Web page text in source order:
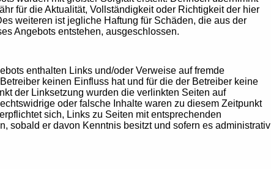
für die Aktualität, Vollständigkeit oder Richtigkeit der hier
weiteren ist jegliche Haftung für Schäden, die aus der
Angebots entstehen, ausgeschlossen.
enthalten Links und/oder Verweise auf fremde
keinen Einfluss hat und für die der Betreiber keine
der Linksetzung wurden die verlinkten Seiten auf
oder falsche Inhalte waren zu diesem Zeitpunkt
sich, Links zu Seiten mit entsprechenden
sobald er davon Kenntnis besitzt und sofern es administrativ